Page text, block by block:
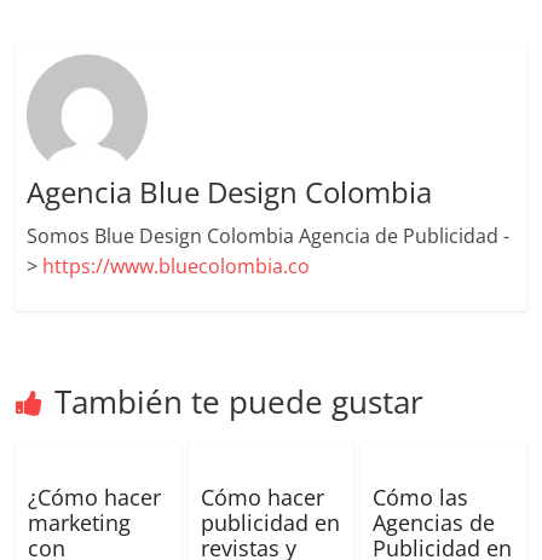
Eventos
Publicitarios,
Colecciónes,
Marcas,
Insigns,
Radio,
Creatividad,
Press,
RRPP,
Periodismo,
Revistas,
Agencia Blue Design Colombia
Somos Blue Design Colombia Agencia de Publicidad -
> https://www.bluecolombia.co
También te puede gustar
¿Cómo hacer
marketing
con
Cómo hacer
publicidad en
revistas y
Cómo las
Agencias de
Publicidad en